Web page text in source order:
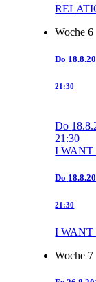
Woche 6
Do
21:30
Do
21:30
I WANT
Do
21:30
I WANT
Woche 7